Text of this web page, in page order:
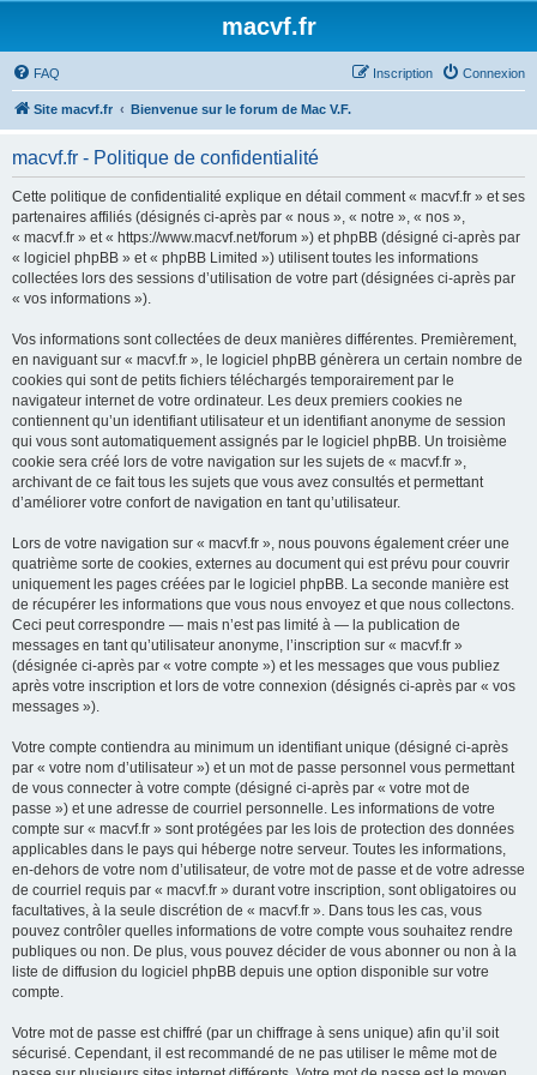
macvf.fr
FAQ Connexion
Inscription
Site macvf.fr Bienvenue sur le forum de Mac V.F.
macvf.fr - Politique de confidentialité
Cette politique de confidentialité explique en détail comment « macvf.fr » et ses
partenaires affiliés (désignés ci-après par « nous », « notre », « nos »,
« macvf.fr » et « https://www.macvf.net/forum ») et phpBB (désigné ci-après par
« logiciel phpBB » et « phpBB Limited ») utilisent toutes les informations
collectées lors des sessions d’utilisation de votre part (désignées ci-après par
« vos informations »).
Vos informations sont collectées de deux manières différentes. Premièrement,
en naviguant sur « macvf.fr », le logiciel phpBB génèrera un certain nombre de
cookies qui sont de petits fichiers téléchargés temporairement par le
navigateur internet de votre ordinateur. Les deux premiers cookies ne
contiennent qu’un identifiant utilisateur et un identifiant anonyme de session
qui vous sont automatiquement assignés par le logiciel phpBB. Un troisième
cookie sera créé lors de votre navigation sur les sujets de « macvf.fr »,
archivant de ce fait tous les sujets que vous avez consultés et permettant
d’améliorer votre confort de navigation en tant qu’utilisateur.
Lors de votre navigation sur « macvf.fr », nous pouvons également créer une
quatrième sorte de cookies, externes au document qui est prévu pour couvrir
uniquement les pages créées par le logiciel phpBB. La seconde manière est
de récupérer les informations que vous nous envoyez et que nous collectons.
Ceci peut correspondre — mais n’est pas limité à — la publication de
messages en tant qu’utilisateur anonyme, l’inscription sur « macvf.fr »
(désignée ci-après par « votre compte ») et les messages que vous publiez
après votre inscription et lors de votre connexion (désignés ci-après par « vos
messages »).
Votre compte contiendra au minimum un identifiant unique (désigné ci-après
par « votre nom d’utilisateur ») et un mot de passe personnel vous permettant
de vous connecter à votre compte (désigné ci-après par « votre mot de
passe ») et une adresse de courriel personnelle. Les informations de votre
compte sur « macvf.fr » sont protégées par les lois de protection des données
applicables dans le pays qui héberge notre serveur. Toutes les informations,
en-dehors de votre nom d’utilisateur, de votre mot de passe et de votre adresse
de courriel requis par « macvf.fr » durant votre inscription, sont obligatoires ou
facultatives, à la seule discrétion de « macvf.fr ». Dans tous les cas, vous
pouvez contrôler quelles informations de votre compte vous souhaitez rendre
publiques ou non. De plus, vous pouvez décider de vous abonner ou non à la
liste de diffusion du logiciel phpBB depuis une option disponible sur votre
compte.
Votre mot de passe est chiffré (par un chiffrage à sens unique) afin qu’il soit
sécurisé. Cependant, il est recommandé de ne pas utiliser le même mot de